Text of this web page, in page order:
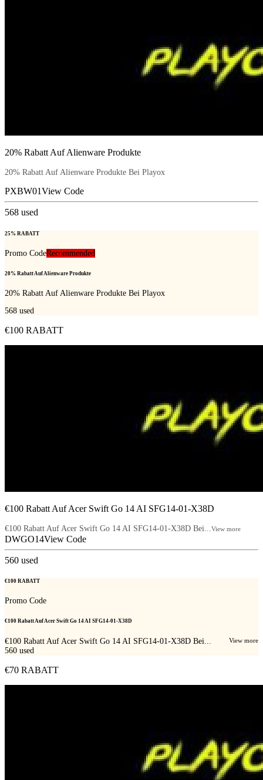
20% Rabatt Auf Alienware Produkte
20% Rabatt Auf Alienware Produkte Bei Playox
PXBW01View Code
568 used
25% RABATT
Promo CodeRecommended
20% Rabatt Auf Alienware Produkte
20% Rabatt Auf Alienware Produkte Bei Playox
568 used
€100 RABATT
€100 Rabatt Auf Acer Swift Go 14 AI SFG14-01-X38D
€100 Rabatt Auf Acer Swift Go 14 AI SFG14-01-X38D Bei... View more
DWGO14View Code
560 used
€100 RABATT
Promo Code
€100 Rabatt Auf Acer Swift Go 14 AI SFG14-01-X38D
€100 Rabatt Auf Acer Swift Go 14 AI SFG14-01-X38D Bei... View more
560 used
€70 RABATT